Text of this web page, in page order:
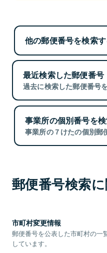
他の郵便番号を検索
最近検索した郵便番号
過去に検索した郵便番号
事業所の個別番号を
事業所の７けたの個別郵
郵便番号検索
市町村変更情報
郵便番号を公表した市町村の一
しています。